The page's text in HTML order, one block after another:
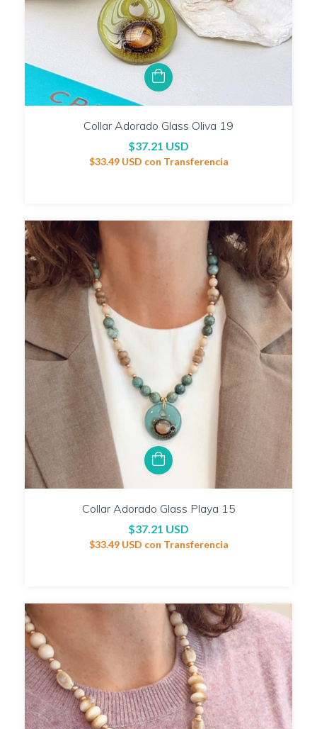
Collar Adorado Glass Oliva 19
$37.21 USD
$33.49 USD con Transferencia
Collar Adorado Glass Playa 15
$37.21 USD
$33.49 USD con Transferencia